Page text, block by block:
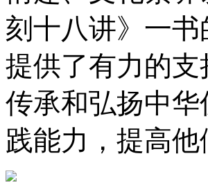
刻十八讲》一
提供了有力的
传承和弘扬中
践能力，提高